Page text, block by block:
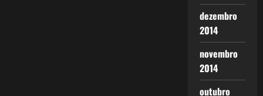
dezembro
2014
novembro
2014
outubro